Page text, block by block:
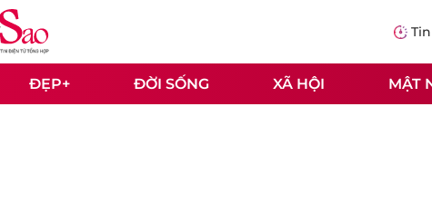
ĐẸP+ ĐỜI SỐNG XÃ HỘI MẬT